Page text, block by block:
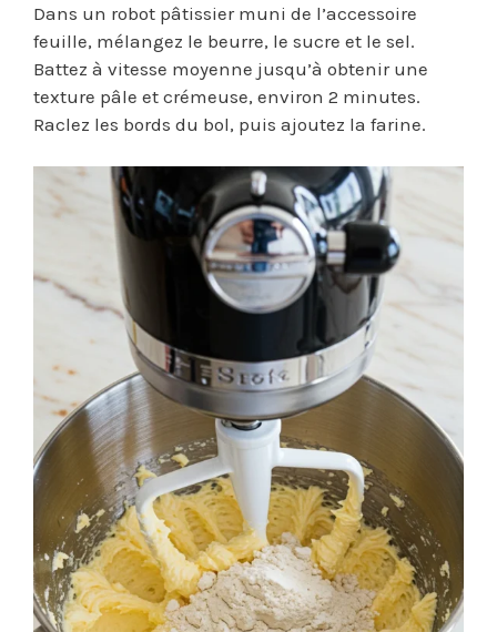
Dans un robot pâtissier muni de l’accessoire
feuille, mélangez le beurre, le sucre et le sel.
Battez à vitesse moyenne jusqu’à obtenir une
texture pâle et crémeuse, environ 2 minutes.
Raclez les bords du bol, puis ajoutez la farine.